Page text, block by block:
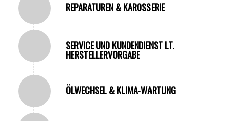
REPARATUREN & KAROSSERIE
SERVICE UND KUNDENDIENST LT.
HERSTELLERVORGABE
ÖLWECHSEL & KLIMA-WARTUNG